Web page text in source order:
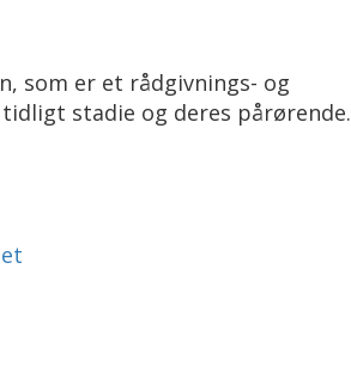
som er et rådgivnings- og
stadie og deres pårørende.